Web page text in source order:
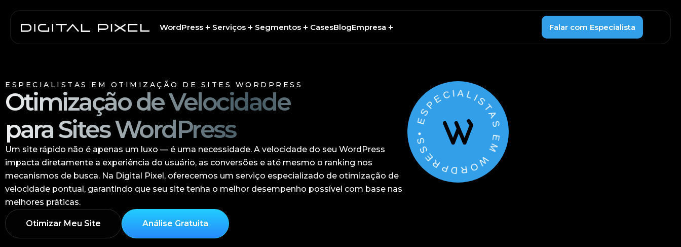
content
WordPress Serviços Segmentos CasesBlogEmpresa Falar com Especialista
ESPECIALISTAS EM OTIMIZAÇÃO DE SITES WORDPRESS
Otimização de Velocidade
para Sites WordPress
Um site rápido não é apenas um luxo — é uma necessidade. A velocidade do seu WordPress
impacta diretamente a experiência do usuário, as conversões e até mesmo o ranking nos
mecanismos de busca. Na Digital Pixel, oferecemos um serviço especializado de otimização de
velocidade pontual, garantindo que seu site tenha o melhor desempenho possível com base nas
melhores práticas.
Otimizar Meu Site Análise Gratuita
• ESPECIALISTAS EM WORDPRESS